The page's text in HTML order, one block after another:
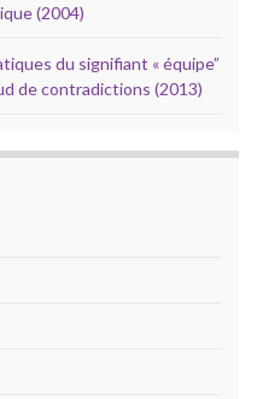
(2004)
du signifiant « équipe”
de contradictions (2013)